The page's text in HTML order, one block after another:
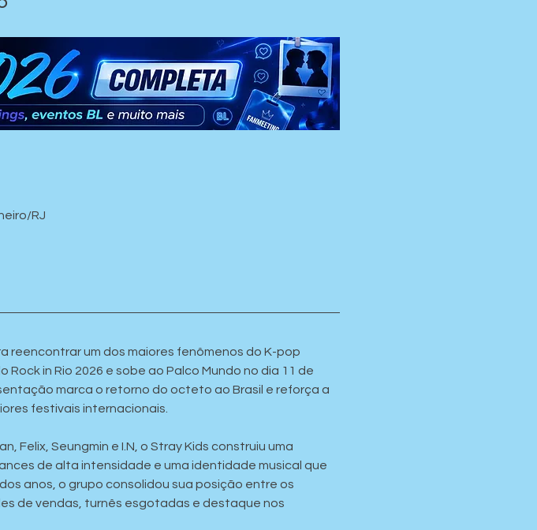
RJ
reencontrar um dos maiores fenômenos do K-pop
in Rio 2026 e sobe ao Palco Mundo no dia 11 de
marca o retorno do octeto ao Brasil e reforça a
festivais internacionais.
Felix, Seungmin e I.N, o Stray Kids construiu uma
de alta intensidade e uma identidade musical que
anos, o grupo consolidou sua posição entre os
de vendas, turnês esgotadas e destaque nos